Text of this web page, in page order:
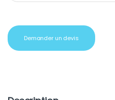
Demander un devis